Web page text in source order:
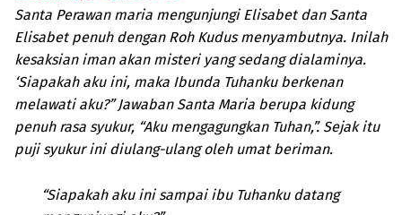
Santa Perawan maria mengunjungi Elisabet dan Santa
Elisabet penuh dengan Roh Kudus menyambutnya. Inilah
kesaksian iman akan misteri yang sedang dialaminya.
‘Siapakah aku ini, maka Ibunda Tuhanku berkenan
melawati aku?” Jawaban Santa Maria berupa kidung
penuh rasa syukur, “Aku mengagungkan Tuhan,”. Sejak itu
puji syukur ini diulang-ulang oleh umat beriman.
“Siapakah aku ini sampai ibu Tuhanku datang